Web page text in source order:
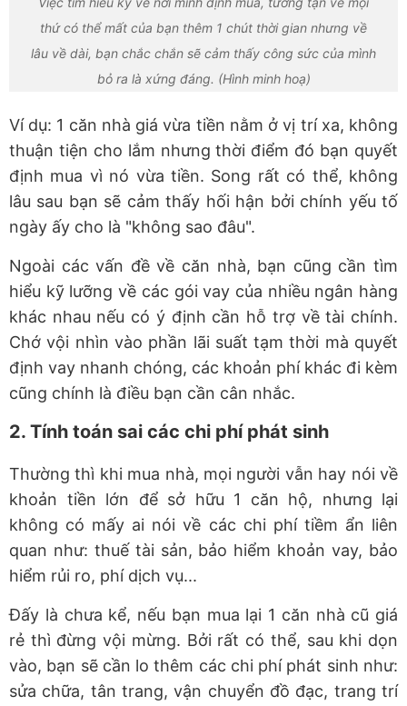
thứ có thể mất của bạn thêm 1 chút thời gian nhưng về
lâu về dài, bạn chắc chắn sẽ cảm thấy công sức của mình
bỏ ra là xứng đáng. (Hình minh hoạ)
Ví dụ: 1 căn nhà giá vừa tiền nằm ở vị trí xa, không
thuận tiện cho lắm nhưng thời điểm đó bạn quyết
định mua vì nó vừa tiền. Song rất có thể, không
lâu sau bạn sẽ cảm thấy hối hận bởi chính yếu tố
ngày ấy cho là "không sao đâu".
Ngoài các vấn đề về căn nhà, bạn cũng cần tìm
hiểu kỹ lưỡng về các gói vay của nhiều ngân hàng
khác nhau nếu có ý định cần hỗ trợ về tài chính.
Chớ vội nhìn vào phần lãi suất tạm thời mà quyết
định vay nhanh chóng, các khoản phí khác đi kèm
cũng chính là điều bạn cần cân nhắc.
2. Tính toán sai các chi phí phát sinh
Thường thì khi mua nhà, mọi người vẫn hay nói về
khoản tiền lớn để sở hữu 1 căn hộ, nhưng lại
không có mấy ai nói về các chi phí tiềm ẩn liên
quan như: thuế tài sản, bảo hiểm khoản vay, bảo
hiểm rủi ro, phí dịch vụ...
Đấy là chưa kể, nếu bạn mua lại 1 căn nhà cũ giá
rẻ thì đừng vội mừng. Bởi rất có thể, sau khi dọn
vào, bạn sẽ cần lo thêm các chi phí phát sinh như:
sửa chữa, tân trang, vận chuyển đồ đạc, trang trí